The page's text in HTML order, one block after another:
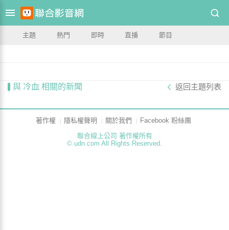
主題 熱門 即時 直播 節目
與 冷血 相關的新聞 返回主題列表
著作權 隱私權聲明 關於我們
Facebook 粉絲團
聯合線上公司 著作權所有
© udn.com All Rights Reserved.